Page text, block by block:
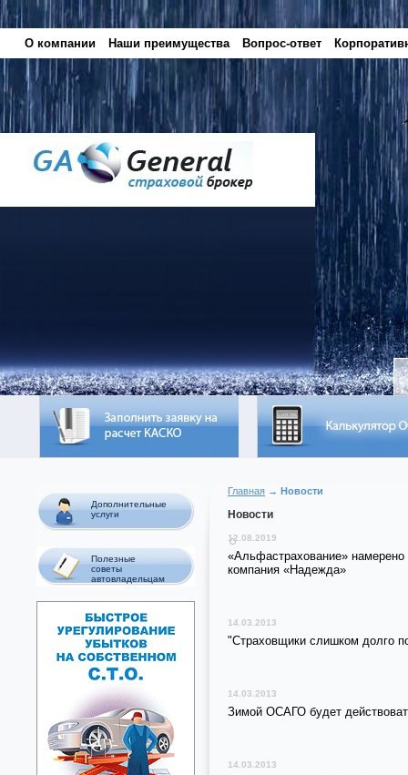
О компании Наши преимущества Вопрос-ответ
Дополнительные
услуги
Полезные
советы
автовладельцам
Главная → Новости
Новости
12.08.2019
«Альфастрахование» намерено
компания «Надежда»
14.03.2013
"Страховщики слишком долго
14.03.2013
Зимой ОСАГО будет
14.03.2013